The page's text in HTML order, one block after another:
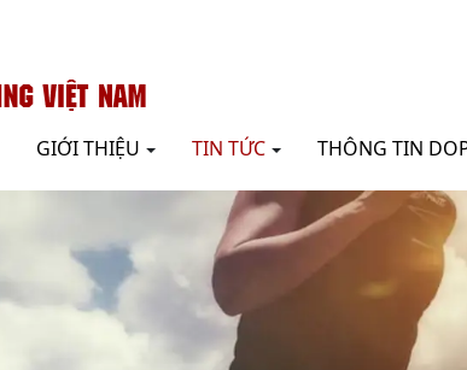
GIỚI THIỆU TIN TỨC THÔNG TIN